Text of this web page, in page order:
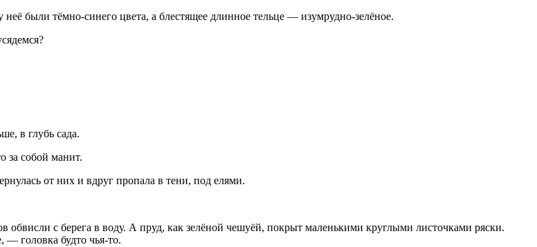
были тёмно-синего цвета, а блестящее длинное тельце — изумрудно-зелёное.
в глубь сада.
за собой манит.
от них и вдруг пропала в тени, под елями.
с берега в воду. А пруд, как зелёной чешуёй, покрыт маленькими круглыми листочками ряски.
— головка будто чья-то.